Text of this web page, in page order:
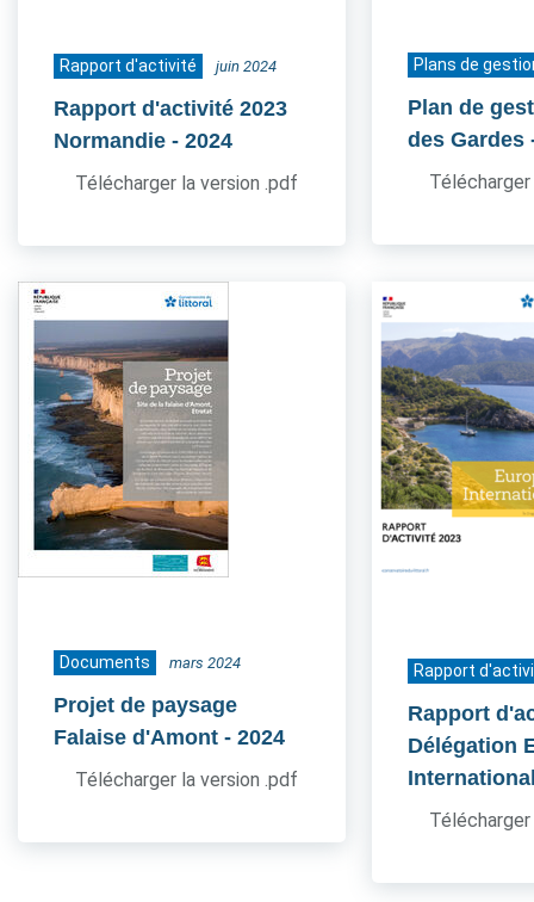
Rapport d'activité juin 2024
Rapport d'activité 2023
Normandie - 2024
Télécharger la version .pdf
Plans de
Plan de
des Gardes
Documents mars 2024
Projet de paysage
Falaise d'Amont - 2024
Télécharger la version .pdf
Rapport
Rapport
Délégation